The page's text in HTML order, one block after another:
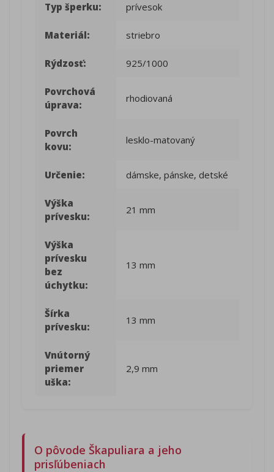
Typ šperku: prívesok
Materiál: striebro
Rýdzosť: 925/1000
Povrchová
úprava:
rhodiovaná
Povrch
kovu:
lesklo-matovaný
Určenie: dámske, pánske, detské
Výška
prívesku:
21 mm
Výška
prívesku
bez
úchytku:
13 mm
Šírka
prívesku:
13 mm
Vnútorný
priemer
uška:
2,9 mm
O pôvode Škapuliara a jeho
prisľúbeniach